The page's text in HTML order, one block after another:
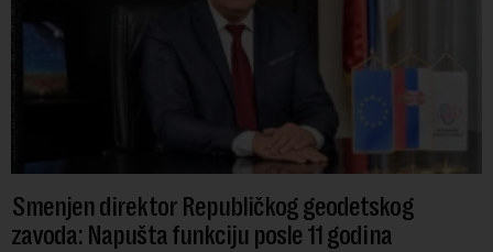
Smenjen direktor Republičkog geodetskog
zavoda: Napušta funkciju posle 11 godina